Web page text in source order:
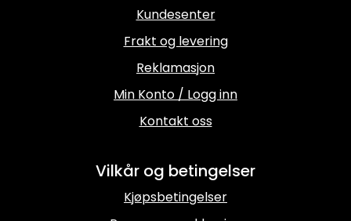
Kundesenter
Frakt og levering
Reklamasjon
Min Konto / Logg inn
Kontakt oss
Vilkår og betingelser
Kjøpsbetingelser